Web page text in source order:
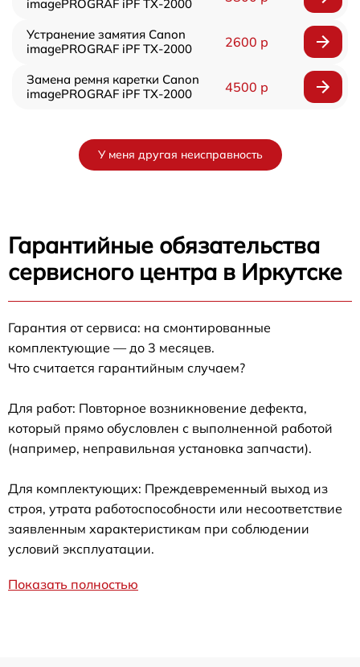
imagePROGRAF iPF TX-2000
Устранение замятия Canon
imagePROGRAF iPF TX-2000
2600 р
Замена ремня каретки Canon
imagePROGRAF iPF TX-2000
4500 р
У меня другая неисправность
Гарантийные обязательства
сервисного центра в Иркутске
Гарантия от сервиса: на смонтированные
комплектующие — до 3 месяцев.
Что считается гарантийным случаем?
Для работ: Повторное возникновение дефекта,
который прямо обусловлен с выполненной работой
(например, неправильная установка запчасти).
Для комплектующих: Преждевременный выход из
строя, утрата работоспособности или несоответствие
заявленным характеристикам при соблюдении
условий эксплуатации.
Показать полностью